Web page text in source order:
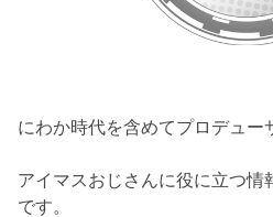
にわか時代を含めてプロデュー
アイマスおじさんに役に立つ情
です。